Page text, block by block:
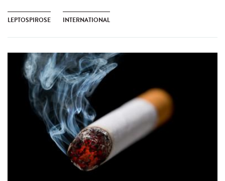
LEPTOSPIROSE INTERNATIONAL